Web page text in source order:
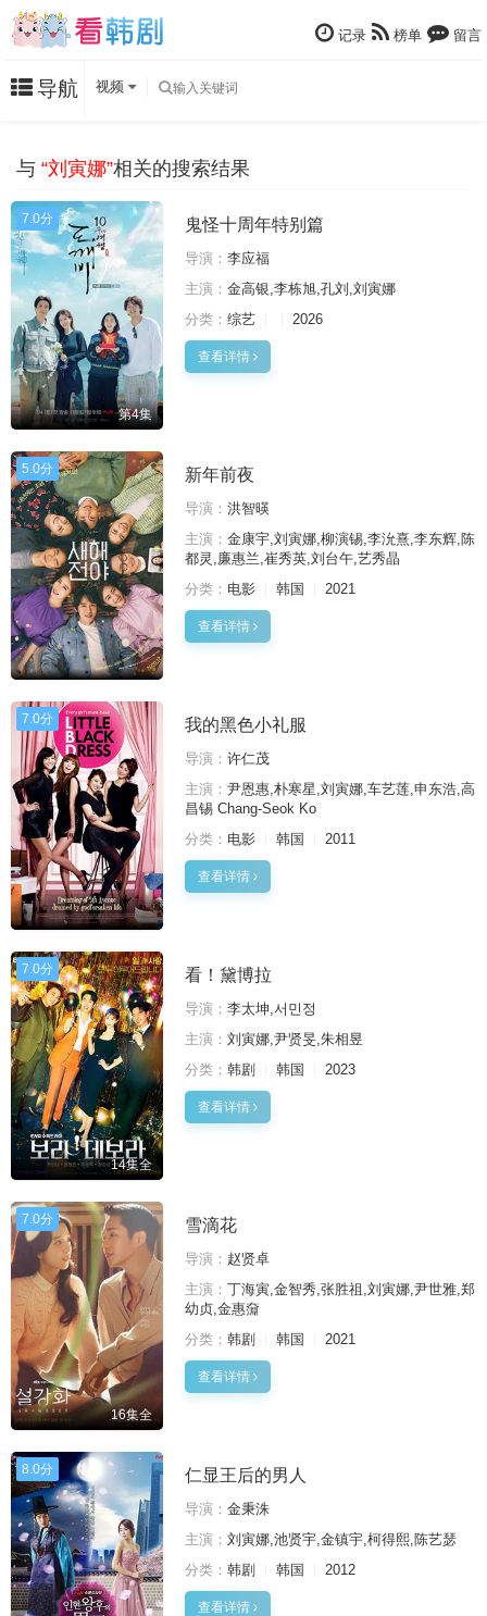
记录 榜单 留言
导航 视频
与 “刘寅娜”相关的搜索结果
7.0分
第4集
鬼怪十周年特别篇
导演： 李应福
主演： 金高银,李栋旭,孔刘,刘寅娜
分类： 综艺 2026
查看详情
5.0分 新年前夜
导演： 洪智暎
主演： 金康宇,刘寅娜,柳演锡,李沇熹,李东辉,陈
都灵,廉惠兰,崔秀英,刘台午,艺秀晶
分类： 电影 韩国 2021
查看详情
7.0分 我的黑色小礼服
导演： 许仁茂
主演： 尹恩惠,朴寒星,刘寅娜,车艺莲,申东浩,高
昌锡 Chang-Seok Ko
分类： 电影 韩国 2011
查看详情
7.0分
14集全
看！黛博拉
导演： 李太坤,서민정
主演： 刘寅娜,尹贤旻,朱相昱
分类： 韩剧 韩国 2023
查看详情
7.0分
16集全
雪滴花
导演： 赵贤卓
主演： 丁海寅,金智秀,张胜祖,刘寅娜,尹世雅,郑
幼贞,金惠奫
分类： 韩剧 韩国 2021
查看详情
8.0分 仁显王后的男人
导演： 金秉洙
主演： 刘寅娜,池贤宇,金镇宇,柯得熙,陈艺瑟
分类： 韩剧 韩国 2012
查看详情